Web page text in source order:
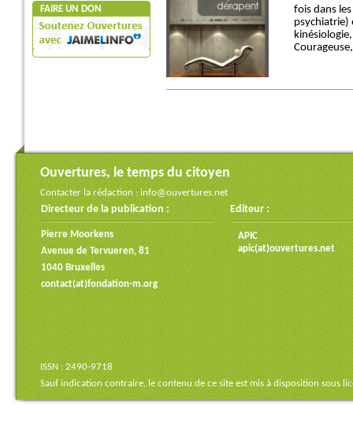
FAIRE UN DON
fois dans
psychiatrie)
Ouvertures, le temps du citoyen
Contacter la rédaction : info@ouvertures.net
Directeur de la publication :
Pierre Moorkens
Avenue de Tervueren, 81
1040 Bruxelles
contact(at)fondation-m.org
Editeur :
APIC
apic(at)ouvertures.net
ISSN : 2490-9718
Sauf indication contraire, le contenu de ce site est mis à disposition sous